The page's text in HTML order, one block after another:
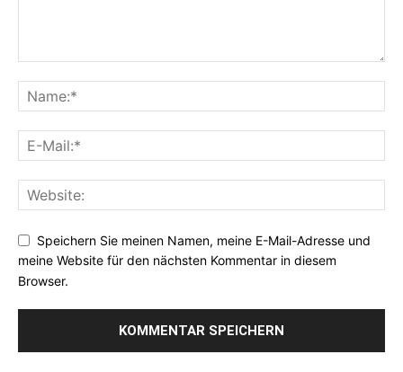
Speichern Sie meinen Namen, meine E-Mail-Adresse und
meine Website für den nächsten Kommentar in diesem
Browser.